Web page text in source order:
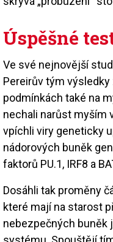
Úspěšné
Ve své nejnovější
Pereirův tým
podmínkách také na
nechali narůst myším
vpíchli viry geneticky
nádorových buněk
faktorů PU.1, IRF8 a
Dosáhli tak proměny
které mají na starost
nebezpečných buněk